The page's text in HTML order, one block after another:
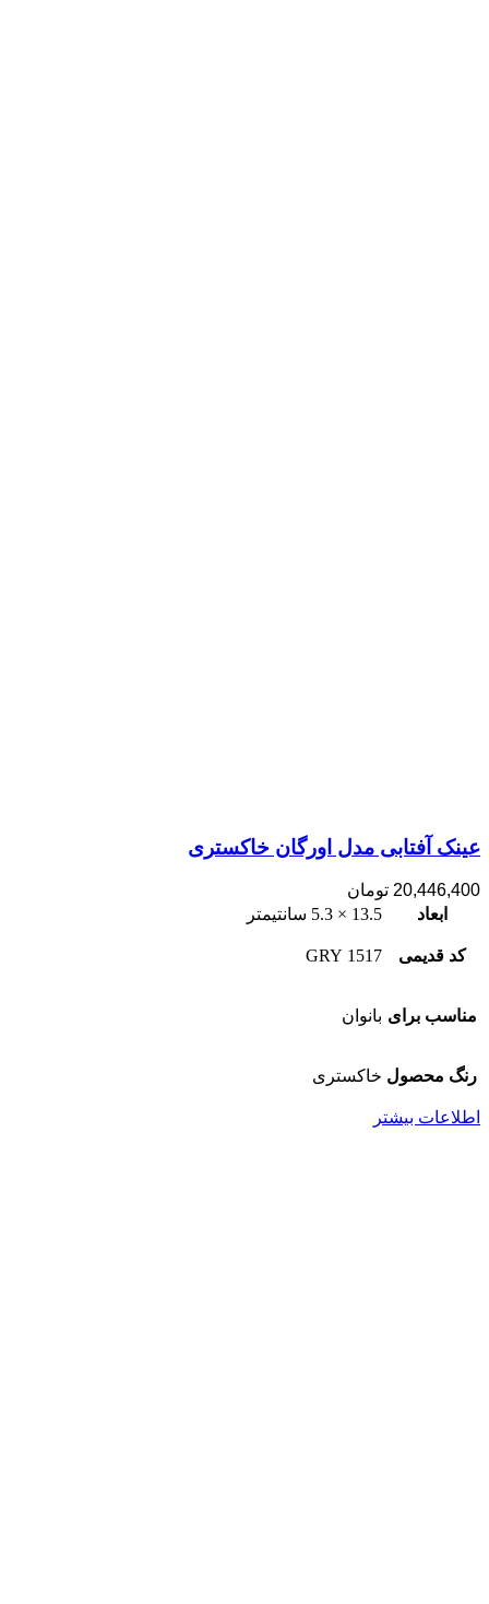
عینک آفتابی مدل اورگان خاکستری
20,446,400 تومان
ابعاد
13.5 × 5.3 سانتیمتر
کد قدیمی 1517 GRY
مناسب برای بانوان
رنگ محصول خاکستری
اطلاعات بیشتر